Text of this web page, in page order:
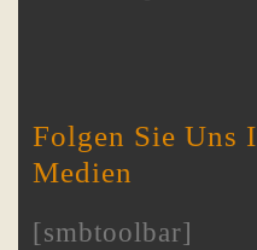
Folgen Sie Uns
Medien
[smbtoolbar]